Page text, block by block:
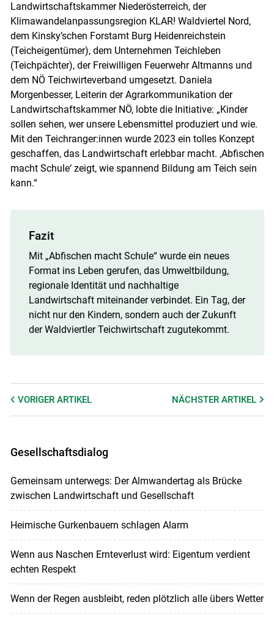
Landwirtschaftskammer Niederösterreich, der
Klimawandelanpassungsregion KLAR! Waldviertel Nord,
dem Kinsky’schen Forstamt Burg Heidenreichstein
(Teicheigentümer), dem Unternehmen Teichleben
(Teichpächter), der Freiwilligen Feuerwehr Altmanns und
dem NÖ Teichwirteverband umgesetzt. Daniela
Morgenbesser, Leiterin der Agrarkommunikation der
Landwirtschaftskammer NÖ, lobte die Initiative: „Kinder
sollen sehen, wer unsere Lebensmittel produziert und wie.
Mit den Teichranger:innen wurde 2023 ein tolles Konzept
geschaffen, das Landwirtschaft erlebbar macht. ‚Abfischen
macht Schule‘ zeigt, wie spannend Bildung am Teich sein
kann.“
Fazit
Mit „Abfischen macht Schule“ wurde ein neues
Format ins Leben gerufen, das Umweltbildung,
regionale Identität und nachhaltige
Landwirtschaft miteinander verbindet. Ein Tag, der
nicht nur den Kindern, sondern auch der Zukunft
der Waldviertler Teichwirtschaft zugutekommt.
VORIGER ARTIKEL NÄCHSTERARTIKEL
Gesellschaftsdialog
Gemeinsam unterwegs: Der Almwandertag als Brücke
zwischen Landwirtschaft und Gesellschaft
Heimische Gurkenbauern schlagen Alarm
Wenn aus Naschen Ernteverlust wird: Eigentum verdient
echten Respekt
Wenn der Regen ausbleibt, reden plötzlich alle übers Wetter